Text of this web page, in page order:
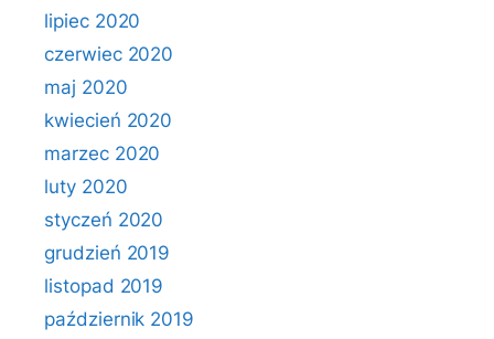
lipiec 2020
czerwiec 2020
maj 2020
kwiecień 2020
marzec 2020
luty 2020
styczeń 2020
grudzień 2019
listopad 2019
październik 2019